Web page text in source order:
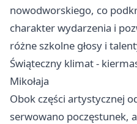
nowodworskiego, co
charakter wydarzenia i
różne szkolne głosy i
Świąteczny klimat -
Mikołaja
Obok części artystycznej
serwowano poczęstunek,